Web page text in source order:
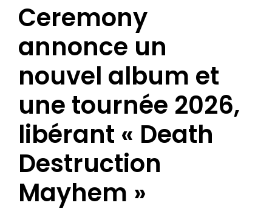
Ceremony
annonce un
nouvel album et
une tournée 2026,
libérant « Death
Destruction
Mayhem »